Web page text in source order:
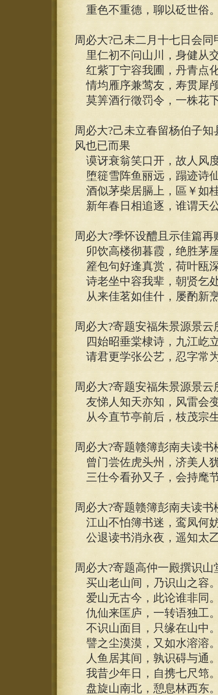
重色不重德，聊以砭世俗
周必大?己未二月十七日会同
里仁初不问山川，身健从
红紫丁宁容我圃，丹青点
情均雁序兼莺友，寿贯犀
莫筭酒行徵罚令，一株花
周必大?己未立春留杨伯子
风也已而果
谟讶衰翁笑口开，故人风
堕簁雪阵鱼丽远，蹋迹诗
酒似茅柴居膈上，區￥如
新年春日相追逐，谁谓天
周必大?季怀设醴且示佳篇
卯饮高楼彻暮霞，绝胜茅
簅包句好逢真赏，荷叶瓯
诗老坐中容我辈，朝贤乞
从来佳茗如佳什，屡酌新
周必大?寄题安福朱景源景云
四始昭垂棠棣诗，九江屹
请君更学张公艺，忍字常
周必大?寄题安福朱景源景云
友悌人知天亦知，风雷会
从今直节亭前后，枝茂宗
周必大?寄题赣簿彭南夫读书
曾门尝佐虎头州，济美人
三仕今看孙又子，会持麾
周必大?寄题赣簿彭南夫读书
江山不怕簿书迷，鸾凤何
公退读书消永夜，遥知太
周必大?寄题高仲一殿撰识山
买山老山间，乃识山之容
爱山无古今，此论谁非同
仇仙来匡庐，一转语独工
不识山面目，只缘在山中
譬之尘漠漠，又如水溶溶
人鱼居其间，孰识碍与通
我昔少年日，自携七尺筇
盘旋山南北，憩息林西东